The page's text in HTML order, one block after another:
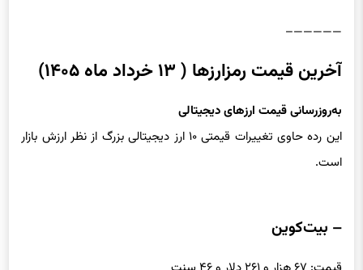
—————–
آخرین قیمت رمزارزها ( ۱۳ خرداد ماه ۱۴۰۵)
به‌روزرسانی قیمت ارزهای دیجیتالی
این رده حاوی تغییرات قیمتی ۱۰ ارز دیجیتالی بزرگ از نظر ارزش بازار
است.
– بیت‌کوین